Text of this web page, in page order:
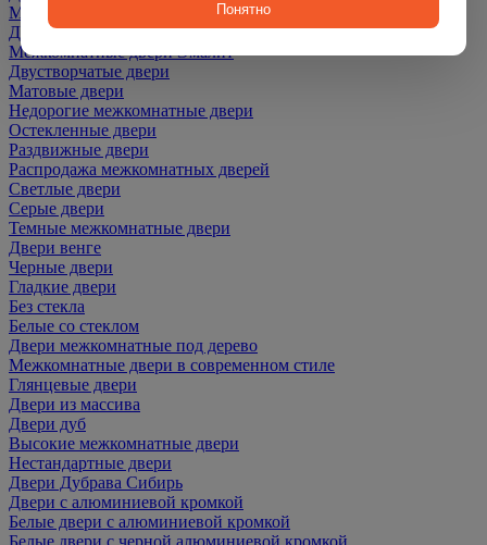
Межкомнатные двери ПЭТ
Двери со скидкой
Межкомнатные двери Эмалит
Двустворчатые двери
Матовые двери
Недорогие межкомнатные двери
Остекленные двери
Раздвижные двери
Распродажа межкомнатных дверей
Светлые двери
Серые двери
Темные межкомнатные двери
Двери венге
Черные двери
Гладкие двери
Без стекла
Белые со стеклом
Двери межкомнатные под дерево
Межкомнатные двери в современном стиле
Глянцевые двери
Двери из массива
Двери дуб
Высокие межкомнатные двери
Нестандартные двери
Двери Дубрава Сибирь
Двери с алюминиевой кромкой
Белые двери с алюминиевой кромкой
Белые двери с черной алюминиевой кромкой
Понятно